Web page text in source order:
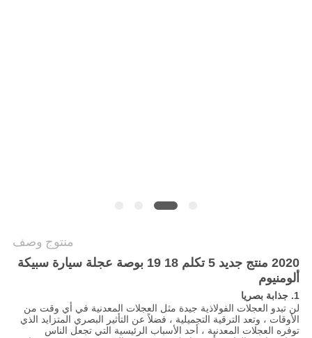
منتوج وصف
2020 منتج جديد 5 تكلم 18 19 بوصة عجلة سيارة سبيكة
ألومنيوم
1. جذابة بصريا
لن تبدو العجلات الفولاذية جيدة مثل العجلات المعدنية في أي وقت من
الأوقات ، وتعد الترقية التجميلية ، فضلاً عن التأثير البصري المتزايد الذي
توفره العجلات المعدنية ، أحد الأسباب الرئيسية التي تجعل الناس